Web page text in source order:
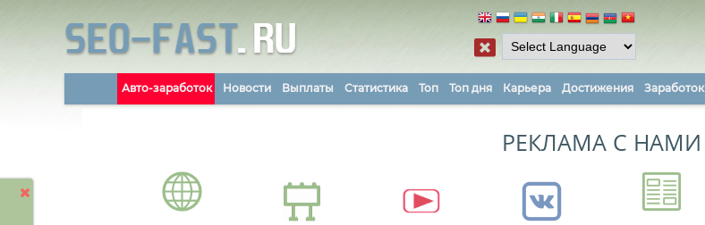
Авто-заработок Новости Выплаты Статистика Топ Топ дня Карьера Достижения Заработок
РЕКЛАМА С НАМИ